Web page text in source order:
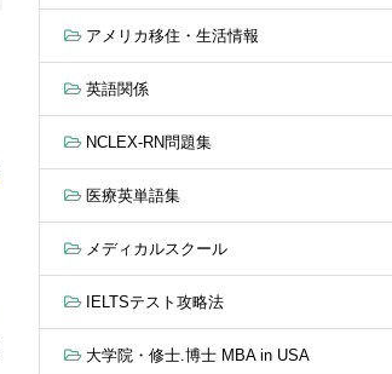
アメリカ移住・生活情報
英語関係
NCLEX-RN問題集
医療英単語集
メディカルスクール
IELTSテスト攻略法
大学院・修士.博士 MBA in USA